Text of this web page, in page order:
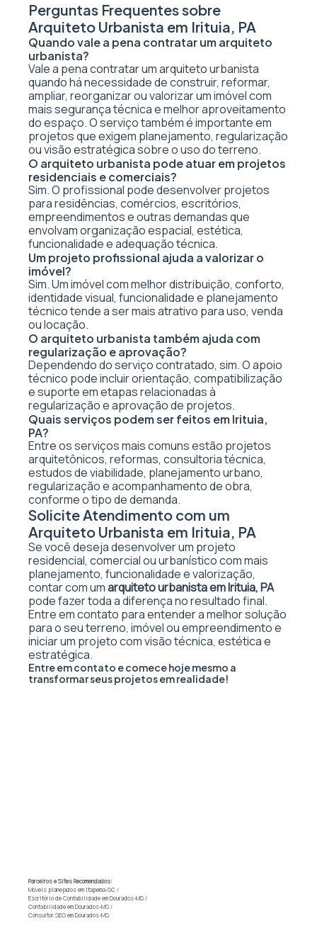
Perguntas Frequentes sobre
Arquiteto Urbanista em Irituia, PA
Quando vale a pena contratar um arquiteto
urbanista?
Vale a pena contratar um arquiteto urbanista
quando há necessidade de construir, reformar,
ampliar, reorganizar ou valorizar um imóvel com
mais segurança técnica e melhor aproveitamento
do espaço. O serviço também é importante em
projetos que exigem planejamento, regularização
ou visão estratégica sobre o uso do terreno.
O arquiteto urbanista pode atuar em projetos
residenciais e comerciais?
Sim. O profissional pode desenvolver projetos
para residências, comércios, escritórios,
empreendimentos e outras demandas que
envolvam organização espacial, estética,
funcionalidade e adequação técnica.
Um projeto profissional ajuda a valorizar o
imóvel?
Sim. Um imóvel com melhor distribuição, conforto,
identidade visual, funcionalidade e planejamento
técnico tende a ser mais atrativo para uso, venda
ou locação.
O arquiteto urbanista também ajuda com
regularização e aprovação?
Dependendo do serviço contratado, sim. O apoio
técnico pode incluir orientação, compatibilização
e suporte em etapas relacionadas à
regularização e aprovação de projetos.
Quais serviços podem ser feitos em Irituia,
PA?
Entre os serviços mais comuns estão projetos
arquitetônicos, reformas, consultoria técnica,
estudos de viabilidade, planejamento urbano,
regularização e acompanhamento de obra,
conforme o tipo de demanda.
Solicite Atendimento com um
Arquiteto Urbanista em Irituia, PA
Se você deseja desenvolver um projeto
residencial, comercial ou urbanístico com mais
planejamento, funcionalidade e valorização,
contar com umarquiteto urbanista em Irituia, PA
pode fazer toda a diferença no resultado final.
Entre em contato para entender a melhor solução
para o seu terreno, imóvel ou empreendimento e
iniciar um projeto com visão técnica, estética e
estratégica.
Entre em contato e comece hoje mesmo a
transformar seus projetos em realidade!
Parceiros e Sites Recomendados:
Móveis planejados em Itapema-SC /
Escritório de Contabilidade em Dourados-MS /
Contabilidade em Dourados-MS /
Consultor SEO em Dourados-MS